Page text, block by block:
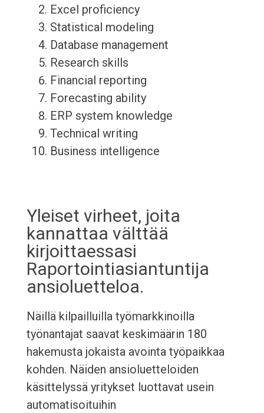
Excel proficiency
Statistical modeling
Database management
Research skills
Financial reporting
Forecasting ability
ERP system knowledge
Technical writing
Business intelligence
Yleiset virheet, joita
kannattaa välttää
kirjoittaessasi
Raportointiasiantuntija
ansioluetteloa.
Näillä kilpailluilla työmarkkinoilla
työnantajat saavat keskimäärin 180
hakemusta jokaista avointa työpaikkaa
kohden. Näiden ansioluetteloiden
käsittelyssä yritykset luottavat usein
automatisoituihin